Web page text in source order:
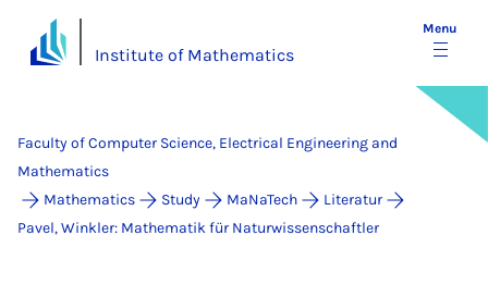
Institute of Mathematics
Menu
Faculty of Computer Science, Electrical Engineering and
Mathematics
Mathematics
Study MaNaTech
Literatur
Pavel, Winkler: Mathematik für Naturwissenschaftler